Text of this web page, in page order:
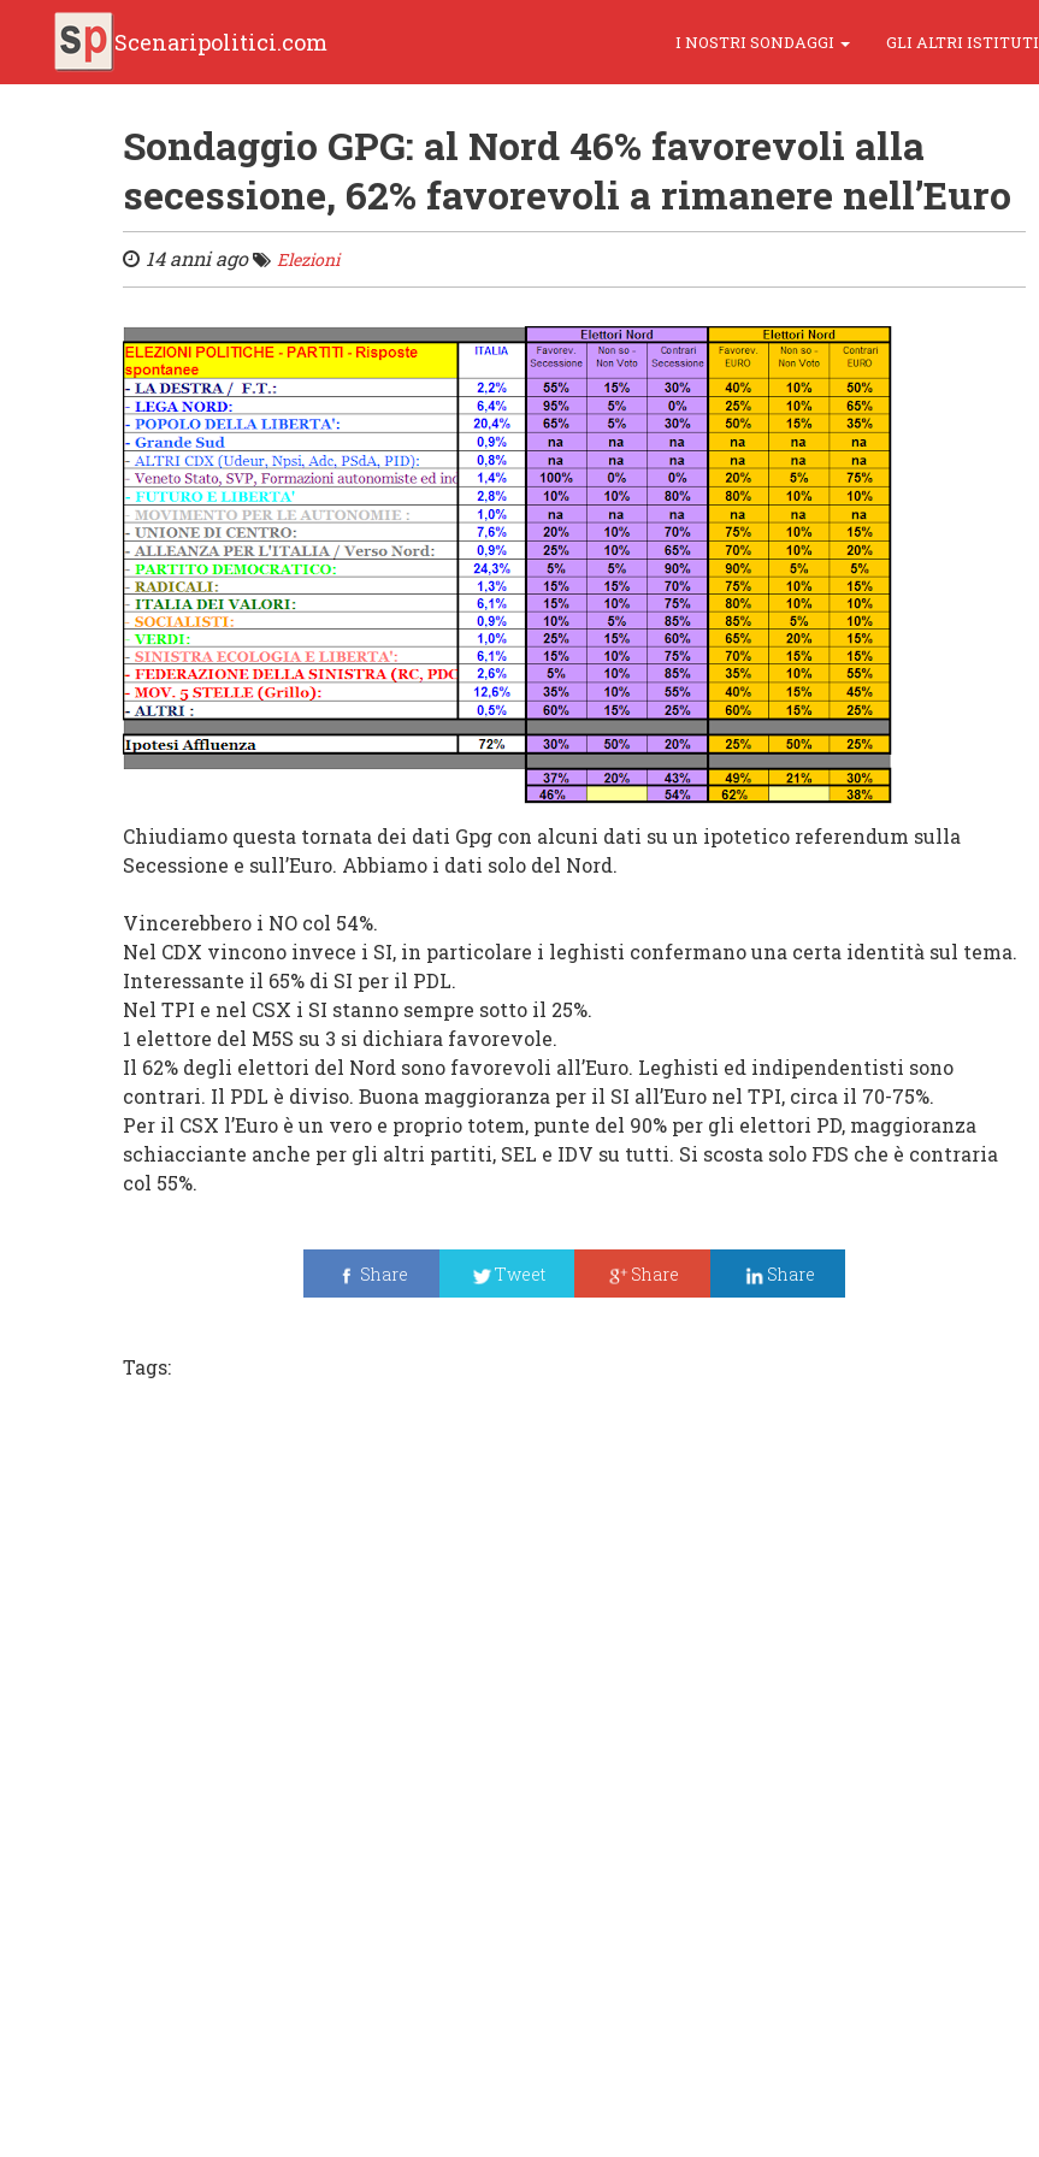
Scenaripolitici.com I NOSTRI SONDAGGI GLI ALTRI ISTITUTI
Sondaggio GPG: al Nord 46% favorevoli alla
secessione, 62% favorevoli a rimanere nell’Euro
14 anni ago Elezioni
Chiudiamo questa tornata dei dati Gpg con alcuni dati su un ipotetico referendum sulla
Secessione e sull’Euro. Abbiamo i dati solo del Nord.
Vincerebbero i NO col 54%.
Nel CDX vincono invece i SI, in particolare i leghisti confermano una certa identità sul tema.
Interessante il 65% di SI per il PDL.
Nel TPI e nel CSX i SI stanno sempre sotto il 25%.
1 elettore del M5S su 3 si dichiara favorevole.
Il 62% degli elettori del Nord sono favorevoli all’Euro. Leghisti ed indipendentisti sono
contrari. Il PDL è diviso. Buona maggioranza per il SI all’Euro nel TPI, circa il 70-75%.
Per il CSX l’Euro è un vero e proprio totem, punte del 90% per gli elettori PD, maggioranza
schiacciante anche per gli altri partiti, SEL e IDV su tutti. Si scosta solo FDS che è contraria
col 55%.
Share Tweet Share Share
Tags: